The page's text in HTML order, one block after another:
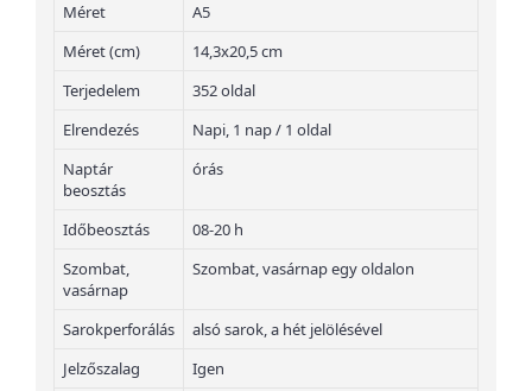
Méret
A5
Méret (cm)
14,3x20,5 cm
Terjedelem
352 oldal
Elrendezés
Napi, 1 nap / 1 oldal
Naptár
beosztás
órás
Időbeosztás
08-20 h
Szombat,
vasárnap
Szombat, vasárnap egy oldalon
Sarokperforálás
alsó sarok, a hét jelölésével
Jelzőszalag
Igen